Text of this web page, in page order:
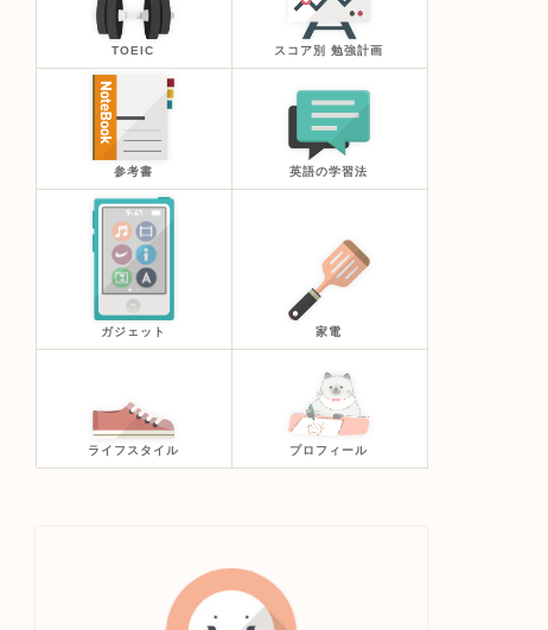
TOEIC スコア別 勉強計画
参考書 英語の学習法
ガジェット 家電
ライフスタイル プロフィール